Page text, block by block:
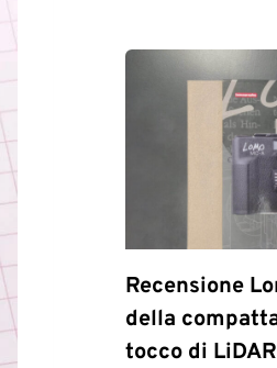
Recensione
della
tocco di